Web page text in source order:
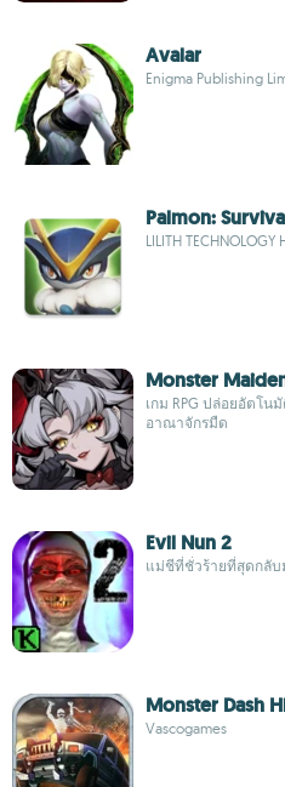
Avalar
Enigma Publishing
Palmon:
LILITH TECHNOLOGY
Monster
เกม RPG ปล่อยอัตโ
อาณาจักรมืด
Evil Nun 2
แม่ชีที่ชั่วร้ายที่สุดกลับ
Monster Dash
Vascogames